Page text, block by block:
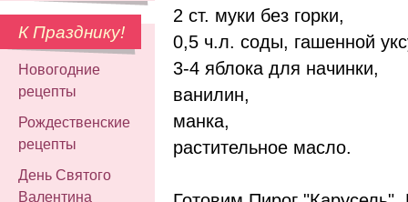
К Празднику!
Новогодние
рецепты
Рождественские
рецепты
День Святого
Валентина
2 ст. муки без горки,
0,5 ч.л. соды, гашенной
3-4 яблока для начинки,
ванилин,
манка,
растительное масло.